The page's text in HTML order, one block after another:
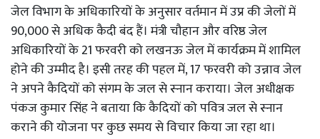
जेल विभाग के अधिकारियों के अनुसार वर्तमान में उप्र की जेलों में
90,000 से अधिक कैदी बंद हैं। मंत्री चौहान और वरिष्ठ जेल
अधिकारियों के 21 फरवरी को लखनऊ जेल में कार्यक्रम में शामिल
होने की उम्मीद है। इसी तरह की पहल में, 17 फरवरी को उन्नाव जेल
ने अपने कैदियों को संगम के जल से स्नान कराया। जेल अधीक्षक
पंकज कुमार सिंह ने बताया कि कैदियों को पवित्र जल से स्नान
कराने की योजना पर कुछ समय से विचार किया जा रहा था।